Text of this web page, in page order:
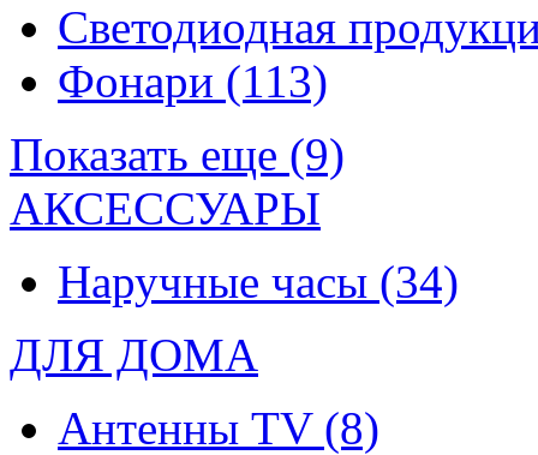
Светодиодная
Фонари (113)
Показать еще (9)
АКСЕССУАРЫ
Наручные часы (34)
ДЛЯ ДОМА
Антенны TV (8)